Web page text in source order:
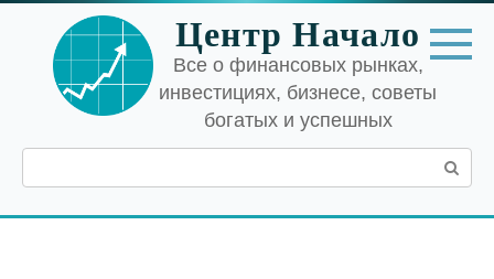
Перейти
контенту
Центр Начало
Все о финансовых рынках,
инвестициях, бизнесе, советы
богатых и успешных
Поиск: